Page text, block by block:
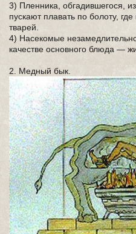
3) Пленника, обгадившегося,
пускают плавать по болоту,
тварей.
4) Насекомые
качестве основного блюда —
2. Медный бык.